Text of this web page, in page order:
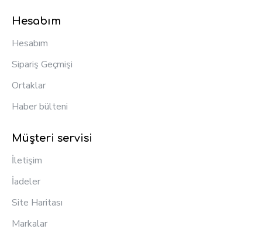
Hesabım
Hesabım
Sipariş Geçmişi
Ortaklar
Haber bülteni
Müşteri servisi
İletişim
İadeler
Site Haritası
Markalar